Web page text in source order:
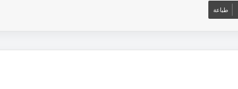
طباعة